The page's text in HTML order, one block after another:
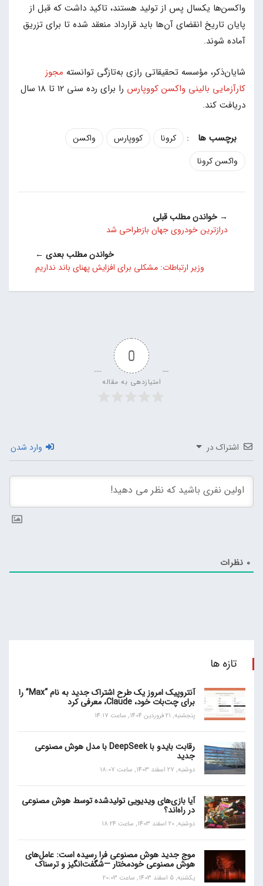
واکسن‌ها یکسال پس از تولید هستند، تاکید داشت که قبل از
پایان تاریخ انقضای آن‌ها باید قرارداد منعقد شده تا برای تزریق
آماده شوند.
شایان‌ذکر، مؤسسه تحقیقاتی رازی به‌تازگی توانسته مجوز
کارآزمایی بالینی واکسن کووپارس
را برای رده سنی 12 تا 18 سال
دریافت کند.
: کرونا کووپارس
واکسن
واکسن کرونا
→ خواندن مطلب قبلی
درازترین خودروی جهان بازطراحی شد
خواندن مطلب بعدی ←
وزیر ارتباطات: مشکلی برای افزایش پهنای باند نداریم
0
امتیازدهی به مقاله
اشتراک در وارد شدن
0 نظرات
تازه ها
آنتروپیک امروز یک طرح اشتراک جدید به نام “Max” را
برای چت‌بات خود، Claude، معرفی کرد
پنجشنبه, 21 فروردین 1404, ساعت 14:17
رقابت بایدو با DeepSeek با مدل هوش مصنوعی
جدید
دوشنبه, 27 اسفند 1403, ساعت 18:07
آیا بازی‌های ویدیویی تولیدشده توسط هوش مصنوعی
در راه‌اند؟
دوشنبه, 20 اسفند 1403, ساعت 18:24
موج جدید هوش مصنوعی فرا رسیده است: عامل‌های
هوش مصنوعی خودمختار —شگفت‌انگیز و ترسناک
یکشنبه, 5 اسفند 1403, ساعت 20:03